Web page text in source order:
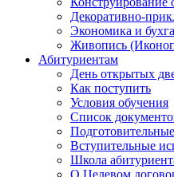
Декоративно-
Экономика и
Живопись
Абитуриентам
День открытых
Как поступить
Условия обучения
Список
Вступительные
Школа
О Целевом